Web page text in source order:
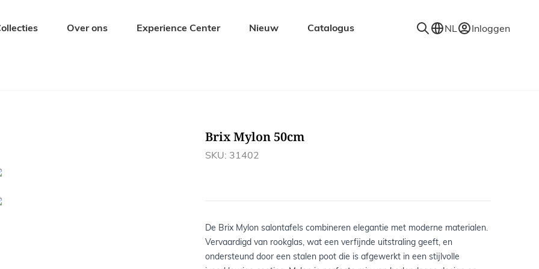
Tuinstoelen
Ligbedden
Over ons Experience Center Nieuw Catalogus NL Inloggen
Brix Mylon 50cm
SKU: 31402
De Brix Mylon salontafels combineren elegantie met moderne materialen.
Vervaardigd van rookglas, wat een verfijnde uitstraling geeft, en
ondersteund door een stalen poot die is afgewerkt in een stijlvolle